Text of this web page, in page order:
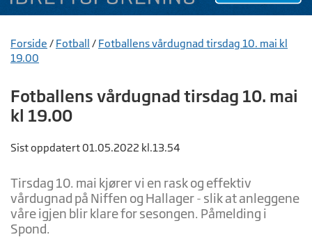
Forside / Fotball / Fotballens vårdugnad tirsdag 10. mai kl
19.00
Fotballens vårdugnad tirsdag 10. mai
kl 19.00
Sist oppdatert 01.05.2022 kl.13.54
Tirsdag 10. mai kjører vi en rask og effektiv
vårdugnad på Niffen og Hallager - slik at anleggene
våre igjen blir klare for sesongen. Påmelding i
Spond.